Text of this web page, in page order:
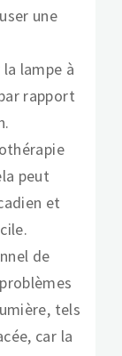
une
lampe à
rapport
peut
et
de
tels
car la